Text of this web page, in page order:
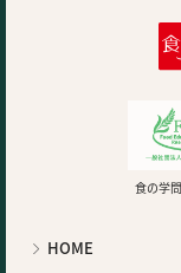
食の学
HOME